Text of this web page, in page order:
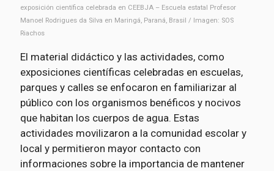
exposición científica celebrada en CEEBJA – Escuela estatal Profesor
Manoel Rodrigues da Silva en Maringá, Paraná, Brasil / Imagen: SOS
Riachos
El material didáctico y las actividades, como
exposiciones científicas celebradas en escuelas,
parques y calles se enfocaron en familiarizar al
público con los organismos benéficos y nocivos
que habitan los cuerpos de agua. Estas
actividades movilizaron a la comunidad escolar y
local y permitieron mayor contacto con
informaciones sobre la importancia de mantener